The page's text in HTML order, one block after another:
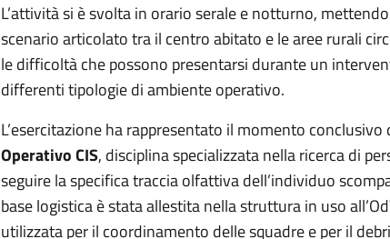
L’attività si è svolta in orario serale e notturno,
scenario articolato tra il centro abitato e le aree rurali
le difficoltà che possono presentarsi durante un
differenti tipologie di ambiente operativo.
L’esercitazione ha rappresentato il momento
Operativo CIS, disciplina specializzata nella ricerca di
seguire la specifica traccia olfattiva dell’individuo
base logistica è stata allestita nella struttura in uso
utilizzata per il coordinamento delle squadre e per il